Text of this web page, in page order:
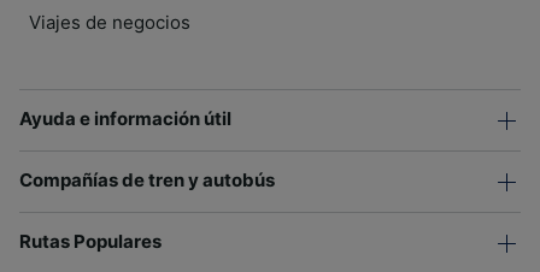
Viajes de negocios
Ayuda e información útil
Compañías de tren y autobús
Rutas Populares